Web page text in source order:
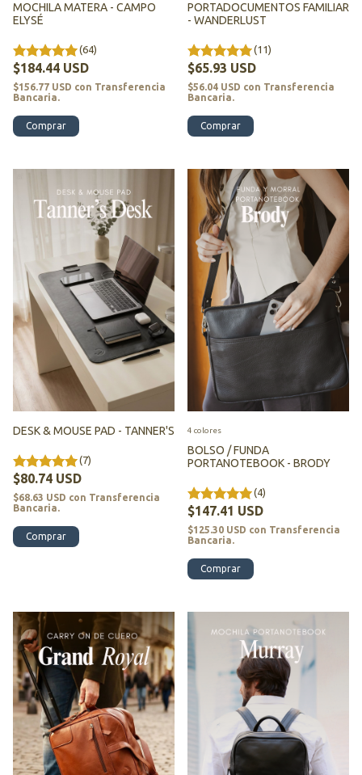
MOCHILA MATERA - CAMPO
ELYSÉ
(64)
$184.44 USD
$156.77 USD con Transferencia
Bancaria.
Comprar
PORTADOCUMENTOS FAMILIAR
- WANDERLUST
(11)
$65.93 USD
$56.04 USD con Transferencia
Bancaria.
Comprar
DESK & MOUSE PAD - TANNER'S
(7)
$80.74 USD
$68.63 USD con Transferencia
Bancaria.
Comprar
BOLSO / FUNDA
PORTANOTEBOOK - BRODY
(4)
$147.41 USD
$125.30 USD con Transferencia
Bancaria.
4 colores
Comprar